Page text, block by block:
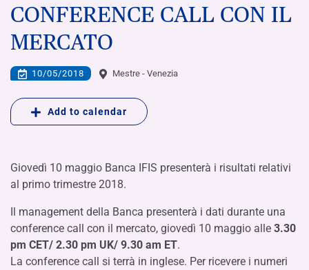
CONFERENCE CALL CON IL
MERCATO
10/05/2018 Mestre - Venezia
Add to calendar
Giovedì 10 maggio Banca IFIS presenterà i risultati relativi
al primo trimestre 2018.
Il management della Banca presenterà i dati durante una
conference call con il mercato, giovedì 10 maggio alle 3.30
pm CET/ 2.30 pm UK/ 9.30 am ET.
La conference call si terrà in inglese. Per ricevere i numeri